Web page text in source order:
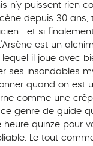
n’y puissent rien
depuis 30
et si
est un
il joue avec
ses insondables
quand on est
comme une
ce genre de guide
heure quinze pour
Le tout